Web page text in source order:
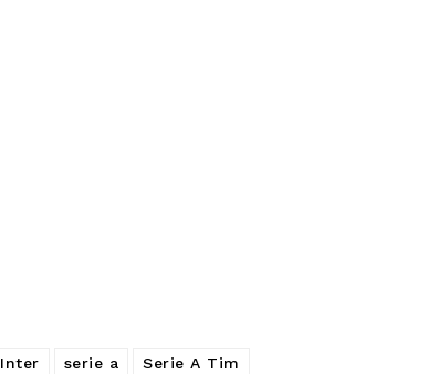
serie a Serie A Tim